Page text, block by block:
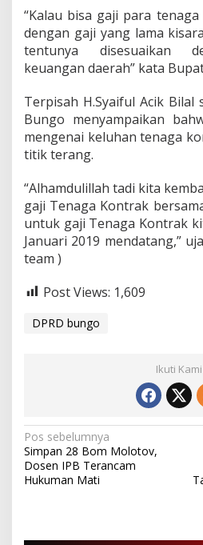
j
H
n
r
r
N
k
“Kalau bisa gaji para
dengan gaji yang lama
tentunya disesuaikan
keuangan daerah” kata
Terpisah H.Syaiful Acik Bilal
Bungo menyampaikan
mengenai keluhan tenaga
titik terang.
“Alhamdulillah tadi kita
gaji Tenaga Kontrak
untuk gaji Tenaga Kontrak
Januari 2019 mendatang,”
team )
Post Views: 1,609
DPRD bungo
Ikuti Kami
N
a
v
Pos sebelumnya
Simpan 28 Bom Molotov,
Dosen IPB Terancam
Hukuman Mati